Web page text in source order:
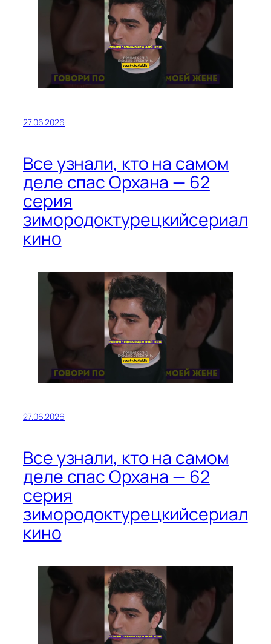
27.06.2026
Все узнали, кто на самом
деле спас Орхана — 62
серия
зимородоктурецкийсериал
кино
27.06.2026
Все узнали, кто на самом
деле спас Орхана — 62
серия
зимородоктурецкийсериал
кино